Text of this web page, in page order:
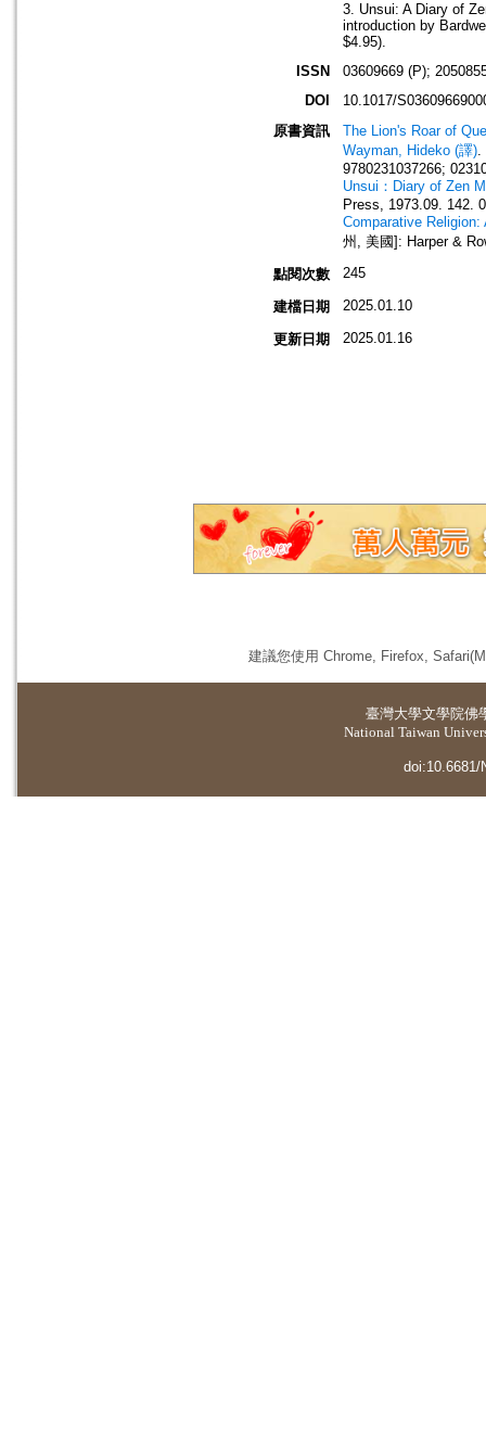
3. Unsui: A Diary of
introduction by
$4.95).
ISSN
03609669 (P);
DOI
10.1017/
原書資訊
The Lion's Roar of
Wayman, Hideko (譯).
9780231037266;
Unsui：Diary of Zen
Press, 1973.09. 142.
Comparative
州, 美國]: Harper &
點閱次數
245
建檔日期 2025.01.10
更新日期 2025.01.16
建議您使用 Chrome, Firefox,
臺灣大學文學院佛
National Taiwan
doi:10.6681/